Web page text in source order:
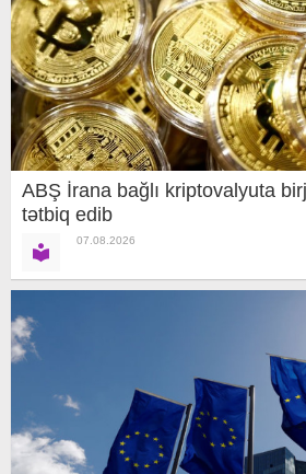
ABŞ İrana bağlı kriptovalyuta
tətbiq edib
07.08.2026